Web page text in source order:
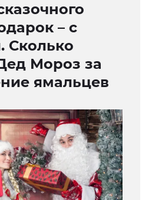
– с
Сколько
Мороз за
ямальцев